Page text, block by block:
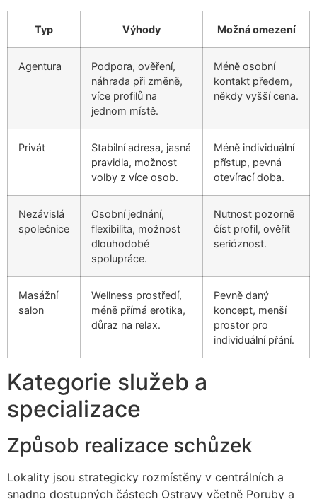
Typ Výhody Možná omezení
Agentura
Podpora, ověření,
náhrada při změně,
více profilů na
jednom místě.
Méně osobní
kontakt předem,
někdy vyšší cena.
Privát
Stabilní adresa, jasná
pravidla, možnost
volby z více osob.
Méně individuální
přístup, pevná
otevírací doba.
Nezávislá
společnice
Osobní jednání,
flexibilita, možnost
dlouhodobé
spolupráce.
Nutnost pozorně
číst profil, ověřit
serióznost.
Masážní
salon
Wellness prostředí,
méně přímá erotika,
důraz na relax.
Pevně daný
koncept, menší
prostor pro
individuální přání.
Kategorie služeb a
specializace
Způsob realizace schůzek
Lokality jsou strategicky rozmístěny v centrálních a
snadno dostupných částech Ostravy včetně Poruby a